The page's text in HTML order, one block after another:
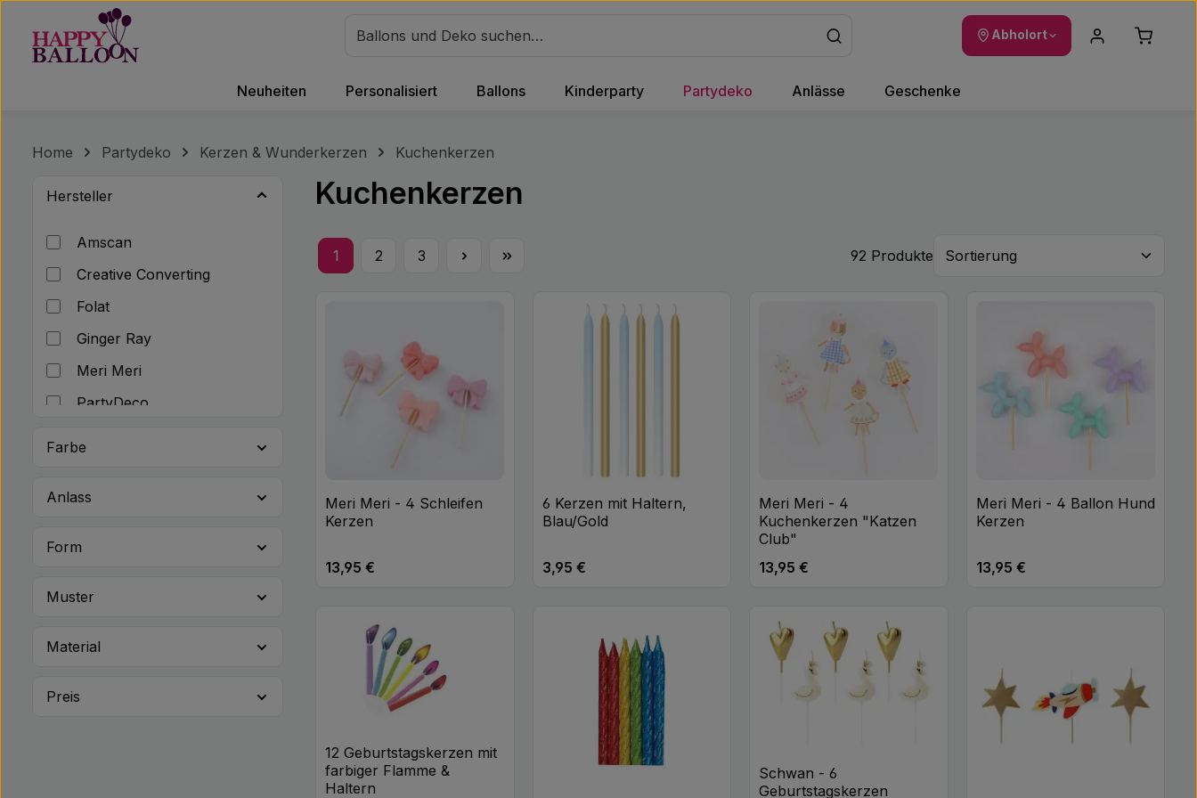
Hauptinhalt springen
Zur Suche springen
Zur Hauptnavigation springen
Abholort
Neuheiten Personalisiert Ballons Kinderparty Partydeko Anlässe Geschenke
Home Partydeko Kerzen & Wunderkerzen Kuchenkerzen
Hersteller
Amscan
Creative Converting
Folat
Ginger Ray
Meri Meri
PartyDeco
Talking Tables
Farbe
Anlass
Form
Muster
Material
Preis
Kuchenkerzen
Seite
1
Seite
2
Seite
3 92 Produkte
Meri Meri - 4 Schleifen
Kerzen
Regulärer Preis:
13,95 €
Produkt Anzahl: Gib den gewünschten Wert ein oder benutze die Schaltflächen um
6 Kerzen mit Haltern,
Blau/Gold
Regulärer Preis:
3,95 €
Produkt Anzahl: Gib den gewünschten Wert ein oder
Meri Meri - 4
Kuchenkerzen "Katzen
Club"
Regulärer Preis:
13,95 €
Produkt Anzahl: Gib den gewünschten
Stk
Meri Meri - 4 Ballon Hund
Kerzen
Regulärer Preis:
13,95 €
12 Geburtstagskerzen mit
farbiger Flamme &
Haltern
Schwan - 6
Geburtstagskerzen